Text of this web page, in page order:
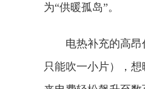
为“供暖孤岛”。
电热补充的高
只能吹一小片），